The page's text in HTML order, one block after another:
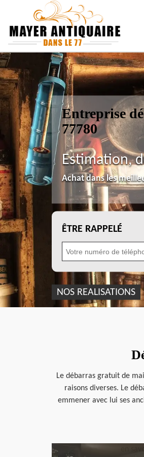
Entreprise
77780
Estimation,
Achat dans les
ÊTRE RAPPELÉ
NOS REALISATIONS
Le débarras gratuit de
raisons diverses. Le
emmener avec lui ses